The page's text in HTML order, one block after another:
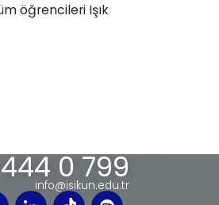
öğrencileri Işık
444 0 799
info@isikun.edu.tr